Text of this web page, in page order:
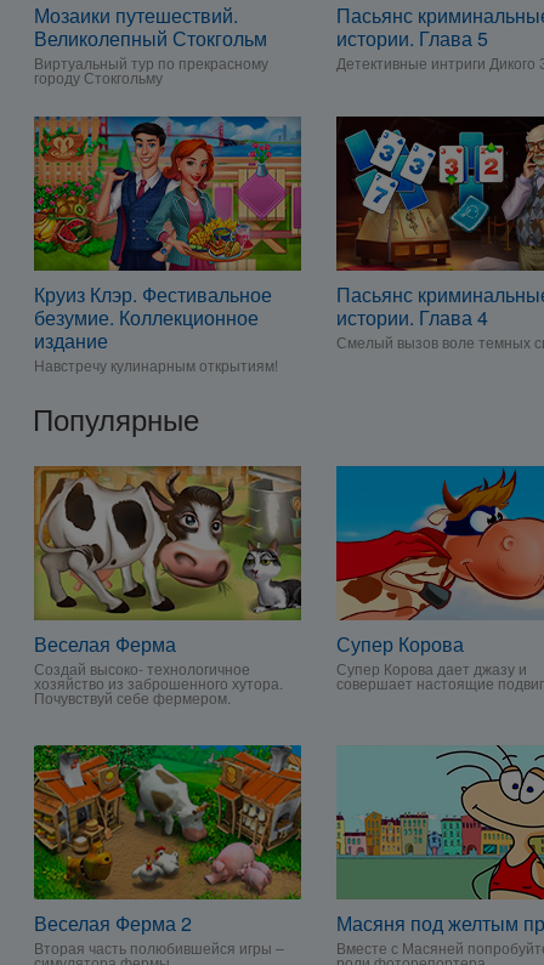
Мозаики путешествий.
Великолепный Стокгольм
Виртуальный тур по прекрасному
городу Стокгольму
Пасьянс
истории. Глава 5
Детективные интриги Дикого
Круиз Клэр. Фестивальное
безумие. Коллекционное
издание
Навстречу кулинарным открытиям!
Пасьянс
истории. Глава 4
Смелый вызов воле темных
Популярные
Веселая Ферма
Создай высоко- технологичное
хозяйство из заброшенного хутора.
Почувствуй себе фермером.
Супер Корова
Супер Корова дает джазу и
совершает настоящие
Веселая Ферма 2
Вторая часть полюбившейся игры –
Масяня под желтым
Вместе с Масяней